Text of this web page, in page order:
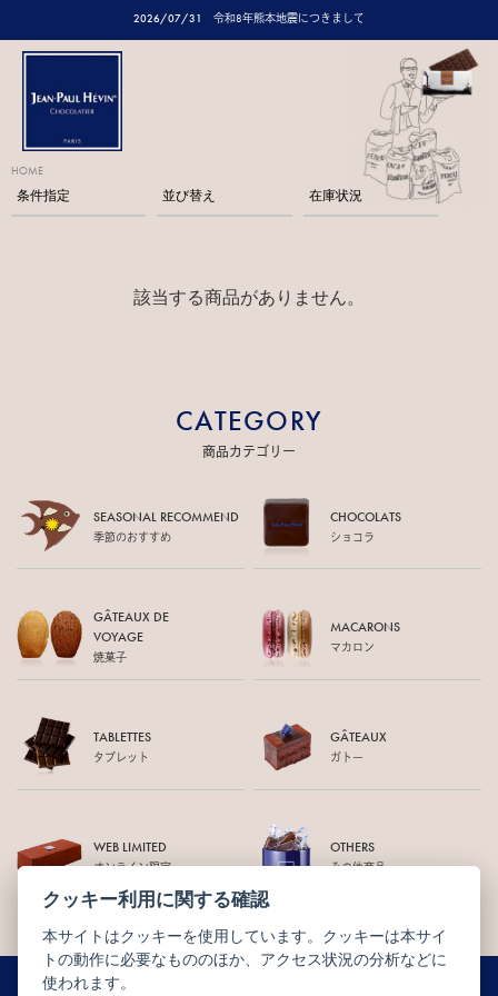
2026/07/31 令和8年熊本地震につきまして
HOME
条件指定 並び替え 在庫状況
該当する商品がありません。
CATEGORY
商品カテゴリー
SEASONAL RECOMMEND
季節のおすすめ
CHOCOLATS
ショコラ
GÂTEAUX DE
VOYAGE
焼菓子
MACARONS
マカロン
TABLETTES
タブレット
GÂTEAUX
ガトー
WEB LIMITED
オンライン限定
OTHERS
その他商品
クッキー利用に関する確認
本サイトはクッキーを使用しています。クッキーは本サイ
トの動作に必要なもののほか、アクセス状況の分析などに
使われます。